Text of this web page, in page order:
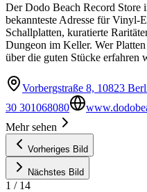
Der Dodo Beach Record Store
bekannteste Adresse für Vinyl-
Schallplatten, kuratierte
Dungeon im Keller. Wer
über die guten Stücke erfahren
Vorbergstraße 8, 10823
30 301068080
Mehr sehen
Vorheriges Bild
Nächstes Bild
1 / 14